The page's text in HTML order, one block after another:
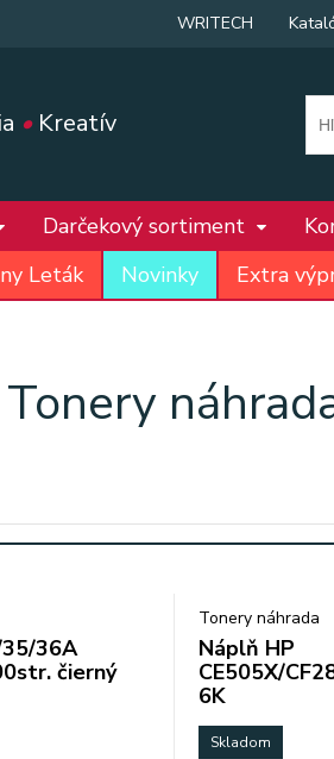
•Kreatív
WRITECH
Darčekový sortiment
Leták Novinky Extra
Tonery
36A
čierný
Tonery náhrada
Náplň HP
CE505X/
6K
Skladom